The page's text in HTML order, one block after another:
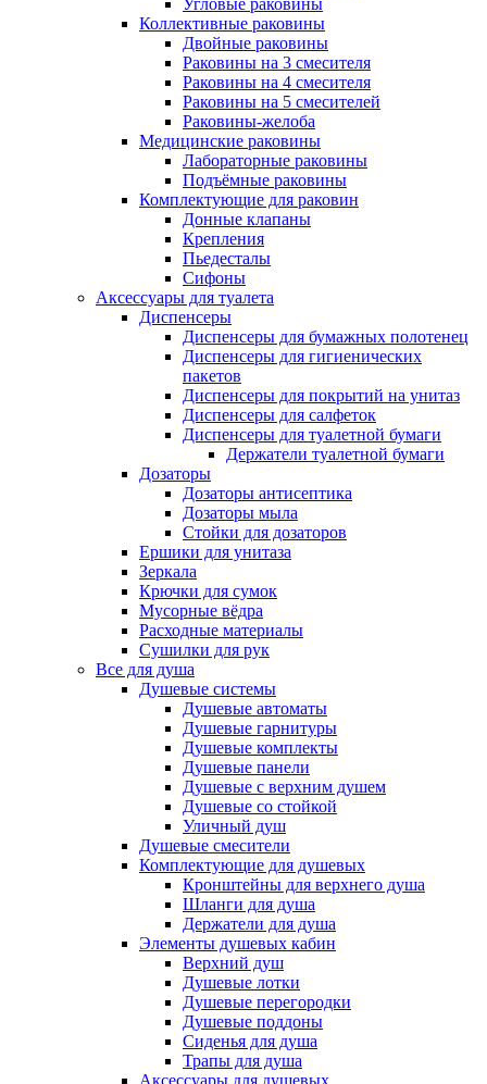
Угловые раковины
Коллективные раковины
Двойные раковины
Раковины на 3 смесителя
Раковины на 4 смесителя
Раковины на 5 смесителей
Раковины-желоба
Медицинские раковины
Лабораторные раковины
Подъёмные раковины
Комплектующие для раковин
Донные клапаны
Крепления
Пьедесталы
Сифоны
Аксессуары для туалета
Диспенсеры
Диспенсеры для бумажных полотенец
Диспенсеры для гигиенических
пакетов
Диспенсеры для покрытий на унитаз
Диспенсеры для салфеток
Диспенсеры для туалетной бумаги
Держатели туалетной бумаги
Дозаторы
Дозаторы антисептика
Дозаторы мыла
Стойки для дозаторов
Ершики для унитаза
Зеркала
Крючки для сумок
Мусорные вёдра
Расходные материалы
Сушилки для рук
Все для душа
Душевые системы
Душевые автоматы
Душевые гарнитуры
Душевые комплекты
Душевые панели
Душевые с верхним душем
Душевые со стойкой
Уличный душ
Душевые смесители
Комплектующие для душевых
Кронштейны для верхнего душа
Шланги для душа
Держатели для душа
Элементы душевых кабин
Верхний душ
Душевые лотки
Душевые перегородки
Душевые поддоны
Сиденья для душа
Трапы для душа
Аксессуары для душевых